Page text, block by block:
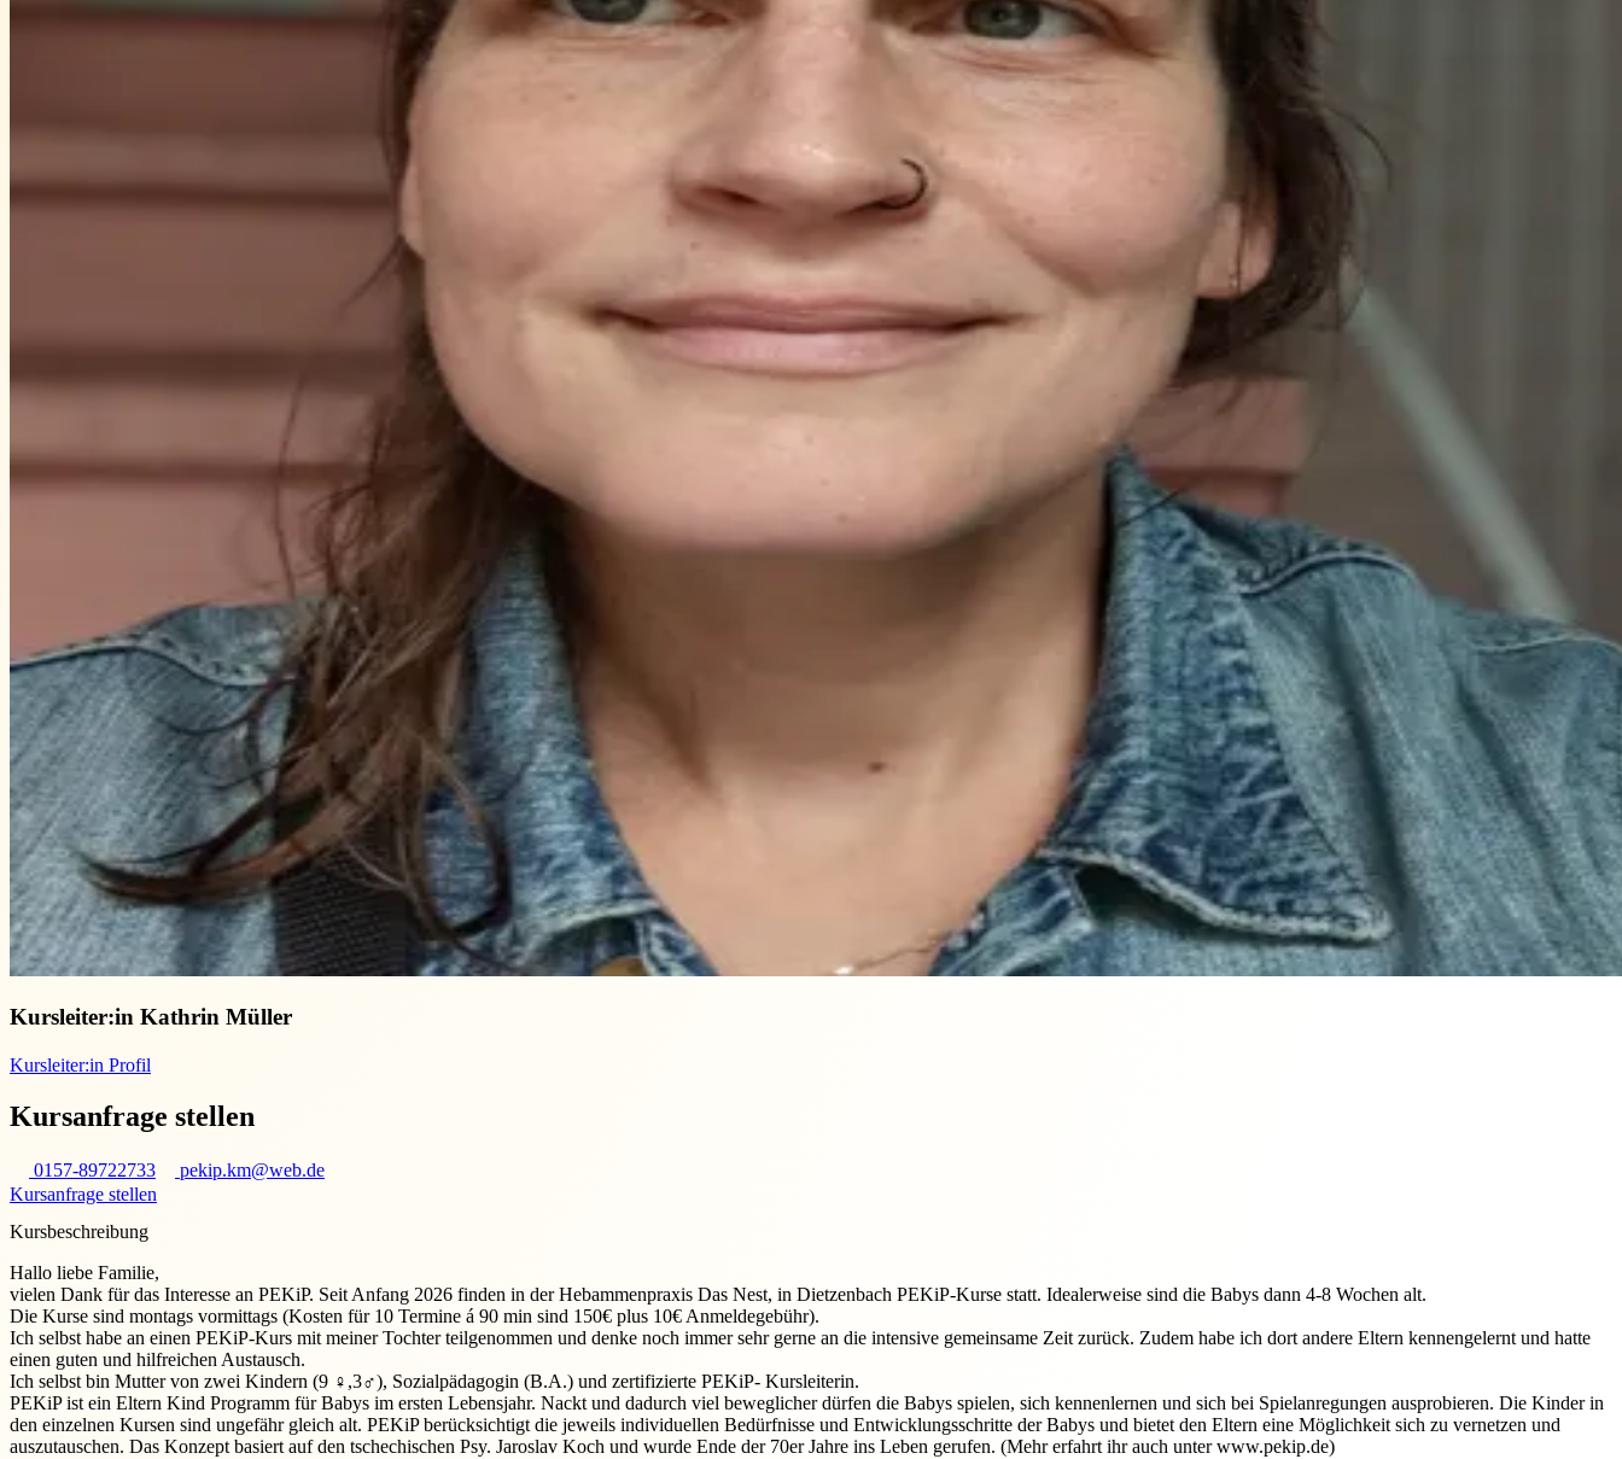
Kursleiter:in Kathrin Müller
Kursleiter:in Profil
Kursanfrage stellen
0157-89722733
pekip.km@web.de
Kursanfrage stellen
Kursbeschreibung
Hallo liebe Familie,
vielen Dank für das Interesse an PEKiP. Seit Anfang 2026 finden in der Hebammenpraxis Das Nest, in Dietzenbach PEKiP-Kurse statt. Idealerweise sind die Babys dann 4-8 Wochen alt.
Die Kurse sind montags vormittags (Kosten für 10 Termine á 90 min sind 150€ plus 10€ Anmeldegebühr).
Ich selbst habe an einen PEKiP-Kurs mit meiner Tochter teilgenommen und denke noch immer sehr gerne an die intensive gemeinsame Zeit zurück. Zudem habe ich dort andere Eltern kennengelernt und hatte
einen guten und hilfreichen Austausch.
Ich selbst bin Mutter von zwei Kindern (9 ♀,3♂), Sozialpädagogin (B.A.) und zertifizierte PEKiP- Kursleiterin.
PEKiP ist ein Eltern Kind Programm für Babys im ersten Lebensjahr. Nackt und dadurch viel beweglicher dürfen die Babys spielen, sich kennenlernen und sich bei Spielanregungen ausprobieren. Die Kinder in
den einzelnen Kursen sind ungefähr gleich alt. PEKiP berücksichtigt die jeweils individuellen Bedürfnisse und Entwicklungsschritte der Babys und bietet den Eltern eine Möglichkeit sich zu vernetzen und
auszutauschen. Das Konzept basiert auf den tschechischen Psy. Jaroslav Koch und wurde Ende der 70er Jahre ins Leben gerufen. (Mehr erfahrt ihr auch unter www.pekip.de)